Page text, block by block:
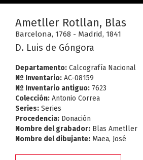
Ametller Rotllan, Blas
Barcelona, 1768 - Madrid, 1841
D. Luis de Góngora
Departamento: Calcografía Nacional
Nº Inventario: AC-08159
Nº Inventario antiguo: 7623
Colección: Antonio Correa
Series: Series
Procedencia: Donación
Nombre del grabador: Blas Ametller
Nombre del dibujante: Maea, José